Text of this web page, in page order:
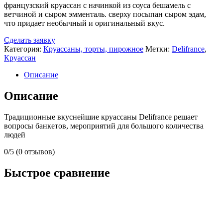
французский круассан с начинкой из соуса бешамель с
ветчиной и сыром эмменталь. сверху посыпан сыром эдам,
что придает необычный и оригинальный вкус.
Сделать заявку
Категория: Круассаны, торты, пирожное Метки: Delifrance,
Круассан
Описание
Описание
Традиционные вкуснейшие круассаны Delifrance решает
вопросы банкетов, мероприятий для большого количества
людей
0/5 (0 отзывов)
Быстрое сравнение